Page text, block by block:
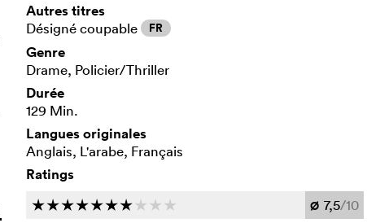
Autres titres
Désigné coupable FR
Genre
Drame, Policier/Thriller
Durée
129 Min.
Langues originales
Anglais, L'arabe, Français
Ratings
ccccccc c c c Ø 7,5/10